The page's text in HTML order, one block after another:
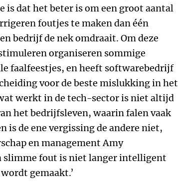
is dat het beter is om een groot aantal
foutjes te maken dan één
bedrijf de nek omdraait. Om deze
organiseren sommige
faalfeestjes, en heeft softwarebedrijf
voor de beste mislukking in het
werkt in de tech-sector is niet altijd
het bedrijfsleven, waarin falen vaak
is de ene vergissing de andere niet,
en management Amy
slimme fout is niet langer intelligent
gemaakt.’